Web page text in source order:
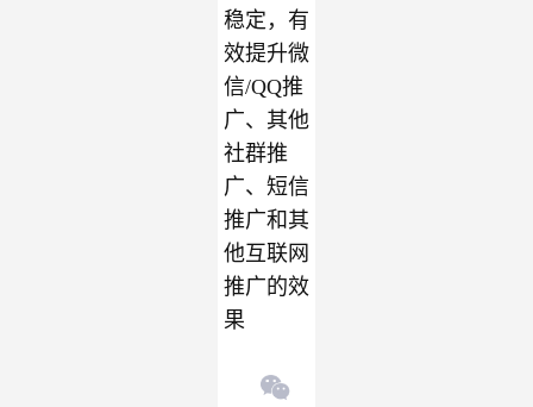
稳定，有
效提升微
信/QQ推
广、其他
社群推
广、短信
推广和其
他互联网
推广的效
果